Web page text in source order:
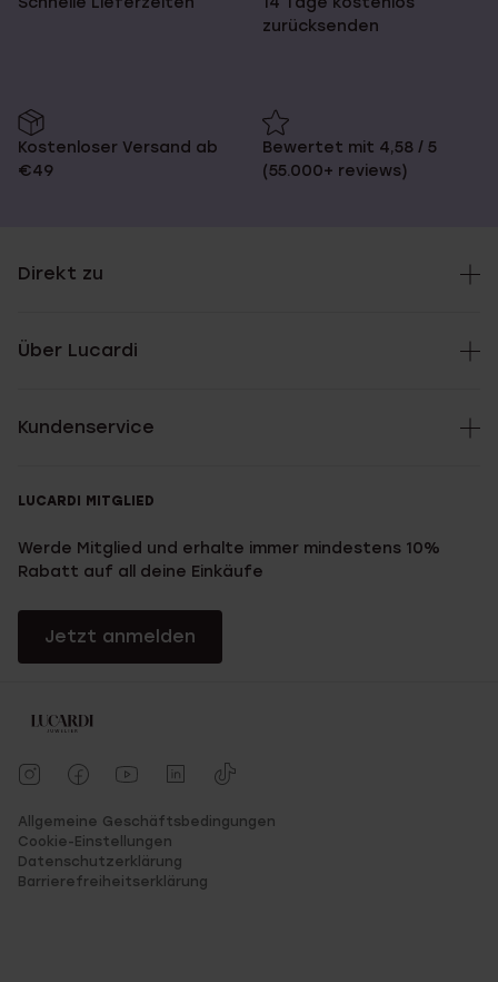
zurücksenden
Kostenloser Versand ab
€49
Bewertet mit 4,58 / 5
(55.000+ reviews)
Direkt zu
Über Lucardi
Kundenservice
LUCARDI MITGLIED
Werde Mitglied und erhalte immer mindestens 10%
Rabatt auf all deine Einkäufe
Jetzt anmelden
Allgemeine Geschäftsbedingungen
Cookie-Einstellungen
Datenschutzerklärung
Barrierefreiheitserklärung